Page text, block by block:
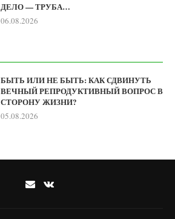
ДЕЛО — ТРУБА…
06.08.2026
БЫТЬ ИЛИ НЕ БЫТЬ: КАК СДВИНУТЬ
ВЕЧНЫЙ РЕПРОДУКТИВНЫЙ ВОПРОС В
СТОРОНУ ЖИЗНИ?
05.08.2026